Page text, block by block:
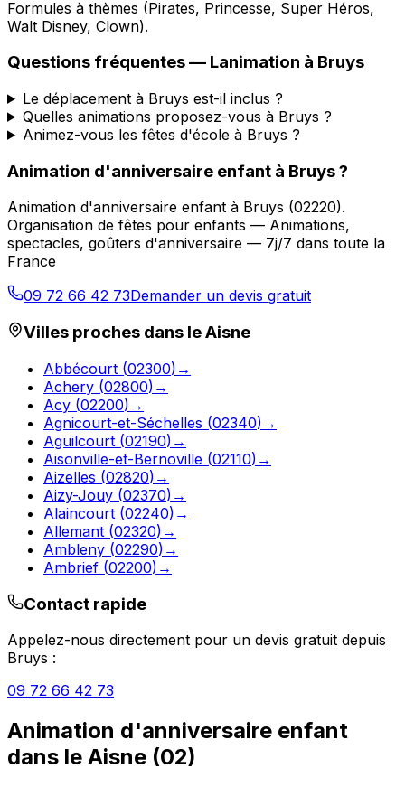
Formules à thèmes (Pirates, Princesse, Super Héros,
Walt Disney, Clown).
Questions fréquentes — Lanimation à Bruys
Le déplacement à Bruys est-il inclus ?
Quelles animations proposez-vous à Bruys ?
Animez-vous les fêtes d'école à Bruys ?
Animation d'anniversaire enfant à Bruys?
Animation d'anniversaire enfant à Bruys (02220).
Organisation de fêtes pour enfants — Animations,
spectacles, goûters d'anniversaire — 7j/7 dans toute la
France
09 72 66 42 73Demander un devis gratuit
Villes proches dans leAisne
Abbécourt (02300) →
Achery (02800) →
Acy (02200) →
Agnicourt-et-Séchelles (02340) →
Aguilcourt (02190) →
Aisonville-et-Bernoville (02110) →
Aizelles (02820) →
Aizy-Jouy (02370) →
Alaincourt (02240) →
Allemant (02320) →
Ambleny (02290) →
Ambrief (02200) →
Contact rapide
Appelez-nous directement pour un devis gratuit depuis
Bruys :
09 72 66 42 73
Animation d'anniversaire enfant
dans le Aisne (02)